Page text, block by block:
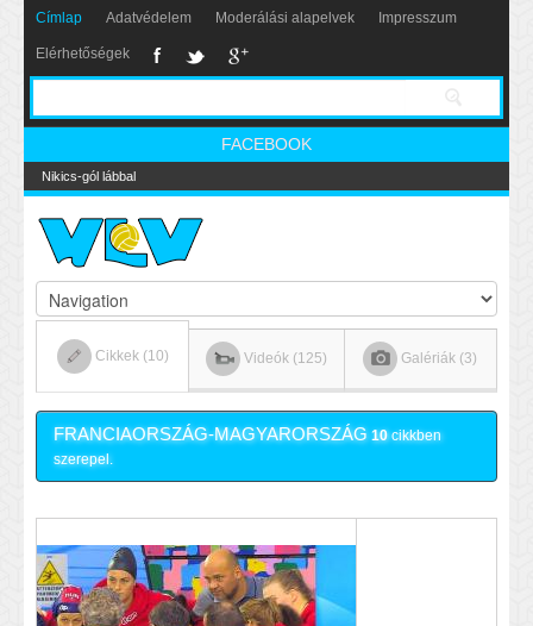
Címlap Adatvédelem Moderálási alapelvek Impresszum
Elérhetőségek
FACEBOOK
Nikics-gól lábbal
Cikkek (10) Videók (125) Galériák (3)
FRANCIAORSZÁG-MAGYARORSZÁG 10cikkben
szerepel.